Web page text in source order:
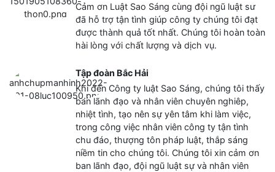
Cảm ơn Luật Sao Sáng cùng đội ngũ luật sư
đã hỗ trợ tận tình giúp công ty chúng tôi đạt
được thành quả tốt nhất. Chúng tôi hoàn toàn
hài lòng với chất lượng và dịch vụ.
Tập đoàn Bắc Hải
Khi đến Công ty luật Sao Sáng, chúng tôi thấy
ban lãnh đạo và nhân viên chuyên nghiêp,
nhiệt tình, tạo nên sự yên tâm khi làm việc,
trong công việc nhân viên công ty tận tình
chu đáo, thượng tôn pháp luật, thắp sáng
niềm tin cho chúng tôi. Chúng tôi xin cảm ơn
ban lãnh đạo, đội ngũ luật sự và nhân viên